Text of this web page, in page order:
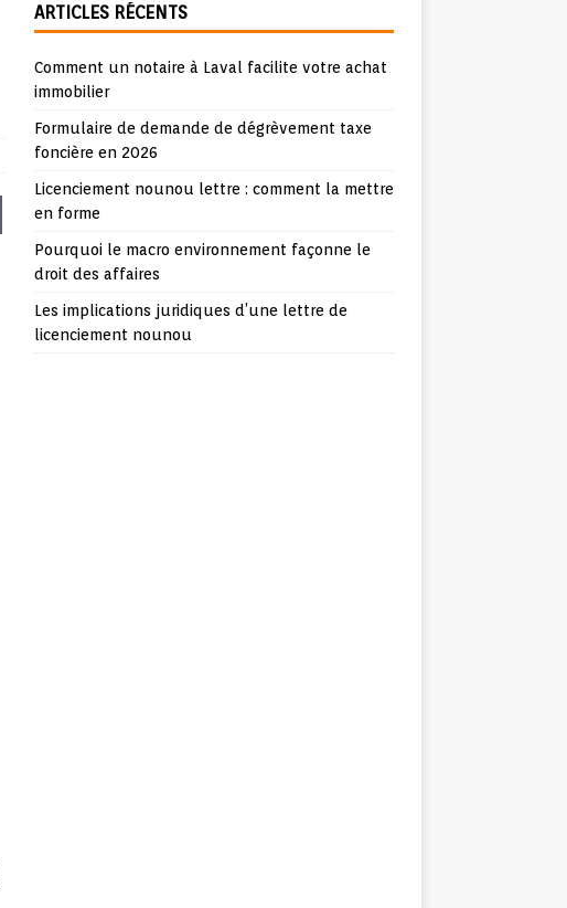
ARTICLES RÉCENTS
Comment un notaire à Laval facilite votre achat
immobilier
Formulaire de demande de dégrèvement taxe
foncière en 2026
Licenciement nounou lettre : comment la mettre
en forme
Pourquoi le macro environnement façonne le
droit des affaires
Les implications juridiques d’une lettre de
licenciement nounou